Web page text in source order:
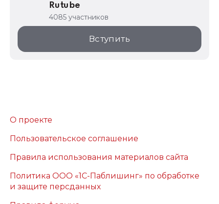
Rutube
4085 участников
Вступить
О проекте
Пользовательское соглашение
Правила использования материалов сайта
Политика ООО «1С-Паблишинг» по обработке
и защите персданных